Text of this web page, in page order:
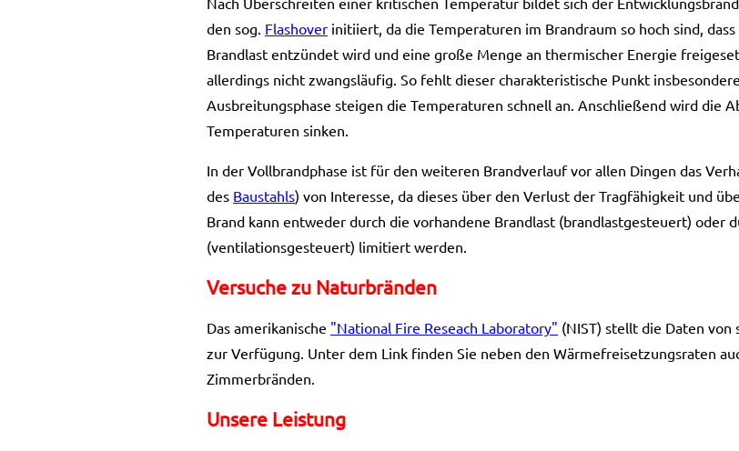
den sog. Flashover initiiert, da die Temperaturen im Brandraum so hoch sind,
Brandlast entzündet wird und eine große Menge an thermischer Energie
allerdings nicht zwangsläufig. So fehlt dieser charakteristische Punkt
Ausbreitungsphase steigen die Temperaturen schnell an. Anschließend wird die
Temperaturen sinken.
In der Vollbrandphase ist für den weiteren Brandverlauf vor allen Dingen das
des Baustahls) von Interesse, da dieses über den Verlust der Tragfähigkeit und
Brand kann entweder durch die vorhandene Brandlast (brandlastgesteuert) oder
(ventilationsgesteuert) limitiert werden.
Versuche zu Naturbränden
Das amerikanische "National Fire Reseach Laboratory" (NIST) stellt die Daten
zur Verfügung. Unter dem Link finden Sie neben den Wärmefreisetzungsraten
Zimmerbränden.
Unsere Leistung